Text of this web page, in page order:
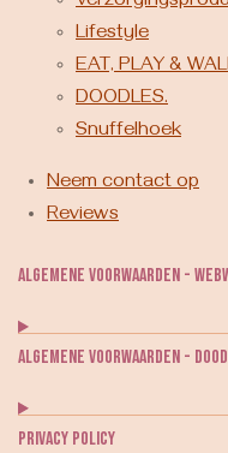
Lifestyle
EAT, PLAY &
DOODLES.
Snuffelhoek
Neem contact op
Reviews
Algemene voorwaarden -
Algemene voorwaarden -
Privacy Policy